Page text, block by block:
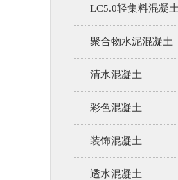
LC5.0轻集料混凝土
聚合物水泥混凝土
清水混凝土
彩色混凝土
装饰混凝土
透水混凝土